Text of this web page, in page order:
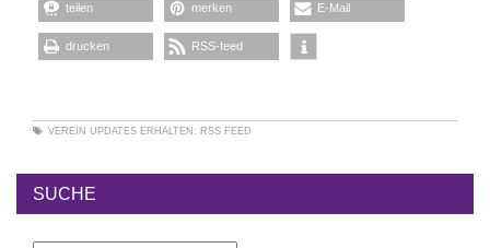
teilen merken E-Mail
drucken RSS-feed
VEREIN UPDATES ERHALTEN: RSS FEED
SUCHE